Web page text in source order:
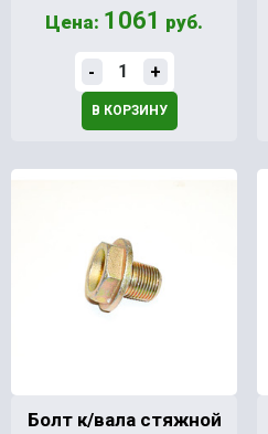
Цена: 1061 руб.
- +
В КОРЗИНУ
Болт к/вала стяжной